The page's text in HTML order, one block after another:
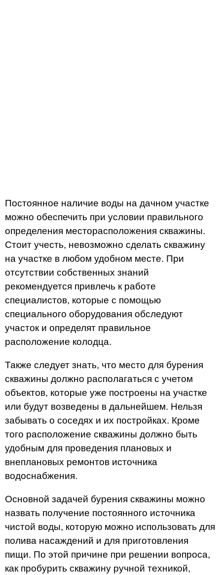
Постоянное наличие воды на дачном участке
можно обеспечить при условии правильного
определения месторасположения скважины.
Стоит учесть, невозможно сделать скважину
на участке в любом удобном месте. При
отсутствии собственных знаний
рекомендуется привлечь к работе
специалистов, которые с помощью
специального оборудования обследуют
участок и определят правильное
расположение колодца.
Также следует знать, что место для бурения
скважины должно располагаться с учетом
объектов, которые уже построены на участке
или будут возведены в дальнейшем. Нельзя
забывать о соседях и их постройках. Кроме
того расположение скважины должно быть
удобным для проведения плановых и
внеплановых ремонтов источника
водоснабжения.
Основной задачей бурения скважины можно
назвать получение постоянного источника
чистой воды, которую можно использовать для
полива насаждений и для приготовления
пищи. По этой причине при решении вопроса,
как пробурить скважину ручной техникой,